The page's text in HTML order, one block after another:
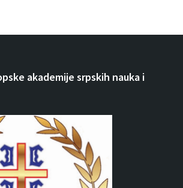
akademije srpskih nauka i